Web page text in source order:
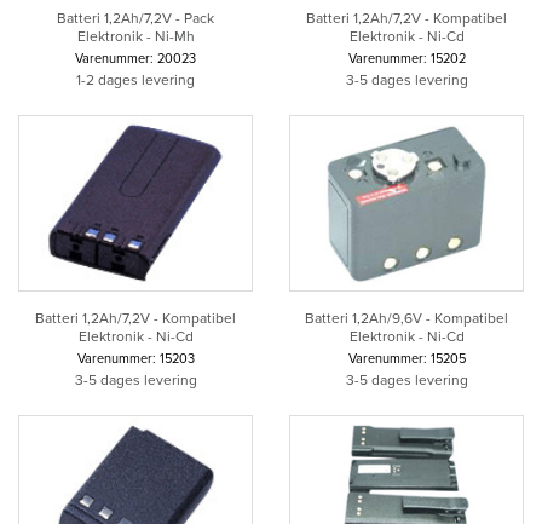
Batteri 1,2Ah/7,2V - Pack
Elektronik - Ni-Mh
Varenummer: 20023
1-2 dages levering
Batteri 1,2Ah/7,2V - Kompatibel
Elektronik - Ni-Cd
Varenummer: 15202
3-5 dages levering
Batteri 1,2Ah/7,2V - Kompatibel
Elektronik - Ni-Cd
Varenummer: 15203
3-5 dages levering
Batteri 1,2Ah/9,6V - Kompatibel
Elektronik - Ni-Cd
Varenummer: 15205
3-5 dages levering